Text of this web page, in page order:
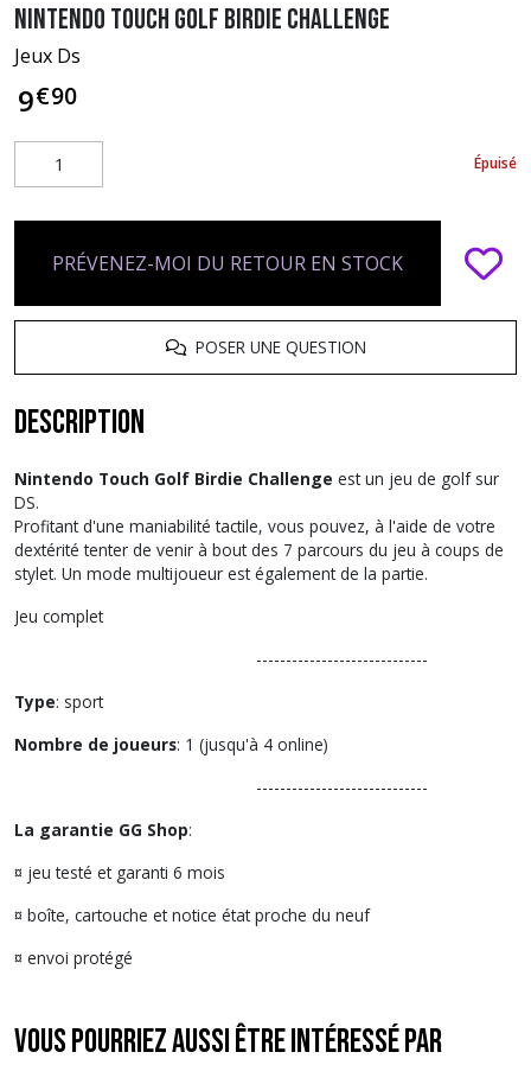
Nintendo Touch Golf Birdie Challenge
Jeux Ds
9€90
Épuisé
PRÉVENEZ-MOI DU RETOUR EN STOCK
POSER UNE QUESTION
Description
Nintendo Touch Golf Birdie Challenge est un jeu de golf sur
DS.
Profitant d'une maniabilité tactile, vous pouvez, à l'aide de votre
dextérité tenter de venir à bout des 7 parcours du jeu à coups de
stylet. Un mode multijoueur est également de la partie.
Jeu complet
-----------------------------
Type: sport
Nombre de joueurs: 1 (jusqu'à 4 online)
-----------------------------
La garantie GG Shop:
¤ jeu testé et garanti 6 mois
¤ boîte, cartouche et notice état proche du neuf
¤ envoi protégé
Vous pourriez aussi être intéressé par